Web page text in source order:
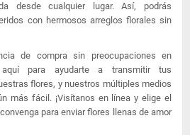
desde cualquier lugar. Así, podrás
con hermosos arreglos florales sin
de compra sin preocupaciones en
aquí para ayudarte a transmitir tus
flores, y nuestros múltiples medios
más fácil. ¡Visítanos en línea y elige el
para enviar flores llenas de amor